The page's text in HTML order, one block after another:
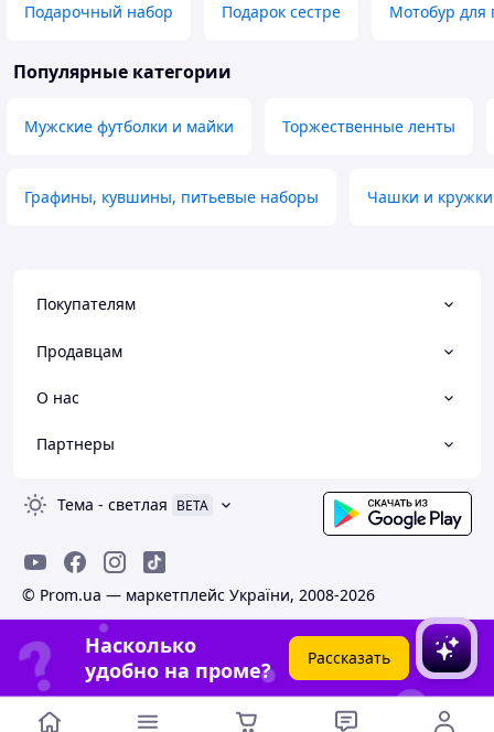
Подарочный набор Подарок сестре Мотобур для
Популярные категории
Мужские футболки и майки Торжественные ленты
Графины, кувшины, питьевые наборы Чашки и кружки
Покупателям
Продавцам
О нас
Партнеры
Тема - светлая BETA
© Prom.ua — маркетплейс України, 2008-2026
Насколько
удобно на проме?
Рассказать